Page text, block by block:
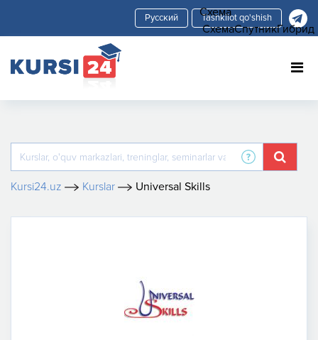
Tashkilot qo'shish
Kursi24.uz Kurslar Universal Skills
Схема
СхемаСпутникГибрид